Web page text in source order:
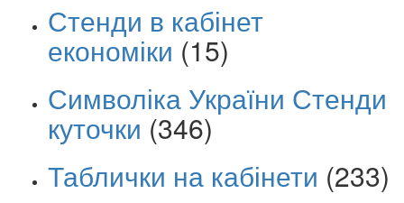
Стенди в кабінет
економіки (15)
Символіка України Стенди
куточки (346)
Таблички на кабінети (233)